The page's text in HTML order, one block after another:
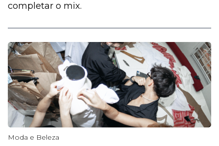
completar o mix.
Moda e Beleza